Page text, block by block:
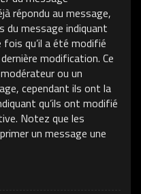
répondu au message,
du message indiquant
fois qu’il a été modifié
modification. Ce
ou un
cependant ils ont la
qu’ils ont modifié
Notez que les
un message une